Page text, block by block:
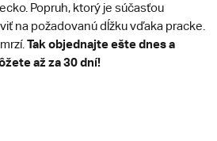
Popruh, ktorý je súčasťou
na požadovanú dĺžku vďaka pracke.
Tak objednajte ešte dnes a
až za 30 dní!